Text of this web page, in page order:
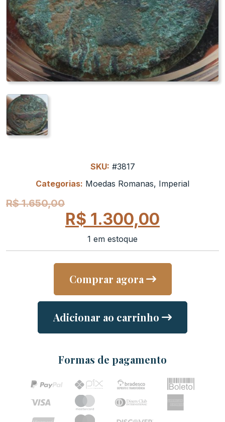
SKU: #3817
Categorias: Moedas Romanas, Imperial
R$1.650,00
R$ 1.300,00
1 em estoque
Comprar agora
Adicionar ao carrinho
Formas de pagamento